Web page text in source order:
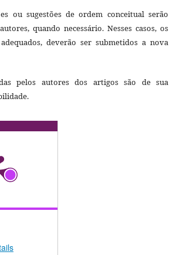
ou sugestões de ordem conceitual serão
quando necessário. Nesses casos, os
deverão ser submetidos a nova
pelos autores dos artigos são de sua